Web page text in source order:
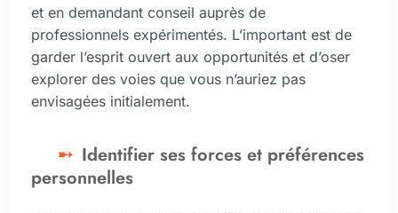
et en demandant conseil auprès de
professionnels expérimentés. L’important est de
garder l’esprit ouvert aux opportunités et d’oser
explorer des voies que vous n’auriez pas
envisagées initialement.
Identifier ses forces et préférences
personnelles